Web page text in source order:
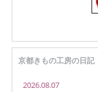
京都きもの工房の日記